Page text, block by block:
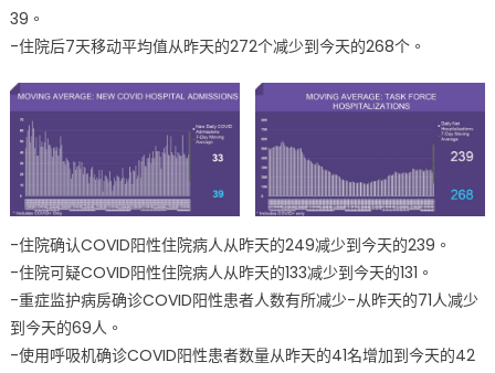
39。
-住院后7天移动平均值从昨天的272个减少到今天的268个。
-住院确认COVID阳性住院病人从昨天的249减少到今天的239。
-住院可疑COVID阳性住院病人从昨天的133减少到今天的131。
-重症监护病房确诊COVID阳性患者人数有所减少-从昨天的71人减少
到今天的69人。
-使用呼吸机确诊COVID阳性患者数量从昨天的41名增加到今天的42